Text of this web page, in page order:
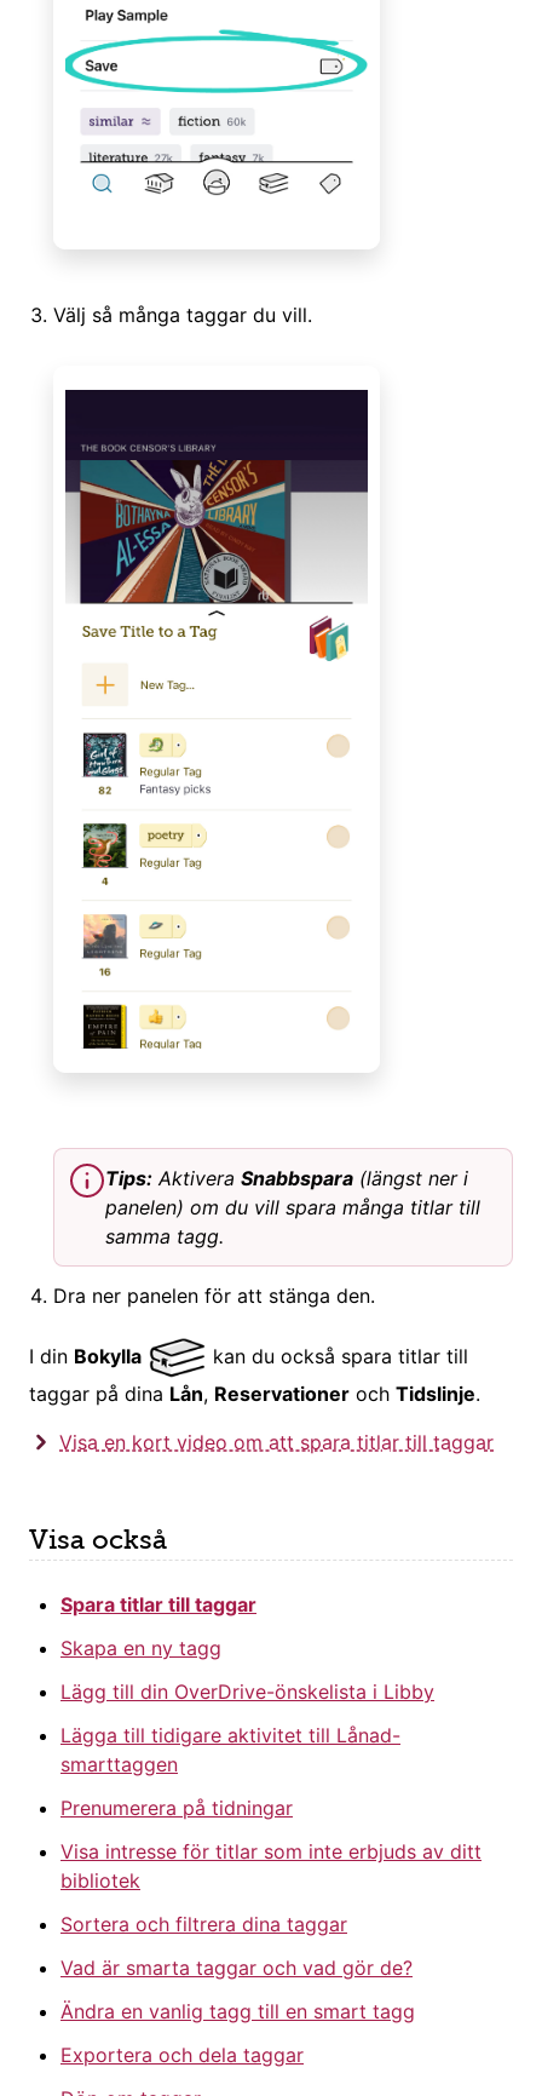
Välj så många taggar du vill.
Tips: Aktivera Snabbspara (längst ner i
panelen) om du vill spara många titlar till
samma tagg.
Dra ner panelen för att stänga den.
I din Bokylla
kan du också spara titlar till
taggar på dina Lån, Reservationer och Tidslinje.
Visa en kort video om att spara titlar till taggar
Visa också
Spara titlar till taggar
Skapa en ny tagg
Lägg till din OverDrive-önskelista i Libby
Lägga till tidigare aktivitet till Lånad-
smarttaggen
Prenumerera på tidningar
Visa intresse för titlar som inte erbjuds av ditt
bibliotek
Sortera och filtrera dina taggar
Vad är smarta taggar och vad gör de?
Ändra en vanlig tagg till en smart tagg
Exportera och dela taggar